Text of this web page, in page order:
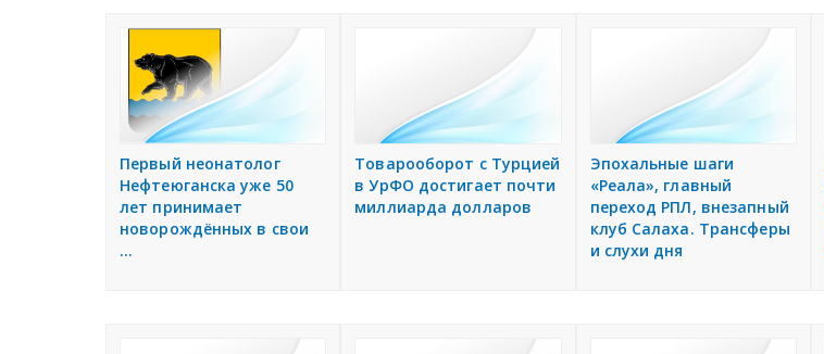
Первый неонатолог
Нефтеюганска уже 50
лет принимает
новорождённых в свои
...
Товарооборот с Турцией
в УрФО достигает почти
миллиарда долларов
Эпохальные шаги
«Реала», главный
переход РПЛ, внезапный
клуб Салаха. Трансферы
и слухи дня